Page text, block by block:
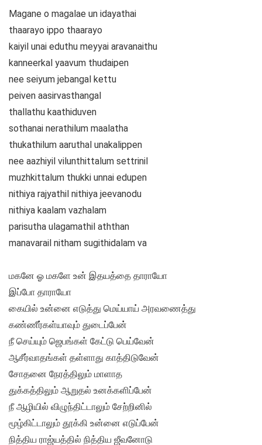
Magane o magalae un idayathai
thaarayo ippo thaarayo
kaiyil unai eduthu meyyai aravanaithu
kanneerkal yaavum thudaipen
nee seiyum jebangal kettu
peiven aasirvasthangal
thallathu kaathiduven
sothanai nerathilum maalatha
thukathilum aaruthal unakalippen
nee aazhiyil vilunthittalum settrinil
muzhkittalum thukki unnai edupen
nithiya rajyathil nithiya jeevanodu
nithiya kaalam vazhalam
parisutha ulagamathil aththan
manavarail nitham sugithidalam va
மகனே ஓ மகளே உன் இதயத்தை தாராயோ
இப்போ தாராயோ
கையில் உன்னை எடுத்து மெய்யாய் அரவணைத்து
கண்ணீர்கள்யாவும் துடைப்பேன்
நீ செய்யும் ஜெபங்கள் கேட்டு பெய்வேன்
ஆசீர்வாதங்கள் தள்ளாது காத்திடுவேன்
சோதனை நேரத்திலும் மாளாத
துக்கத்திலும் ஆறுதல் உனக்களிப்பேன்
நீ ஆழியில் விழுந்திட்டாலும் சேற்றினில்
மூழ்கிட்டாலும் தூக்கி உன்னை எடுப்பேன்
நித்திய ராஜ்யத்தில் நித்திய ஜீவனோடு